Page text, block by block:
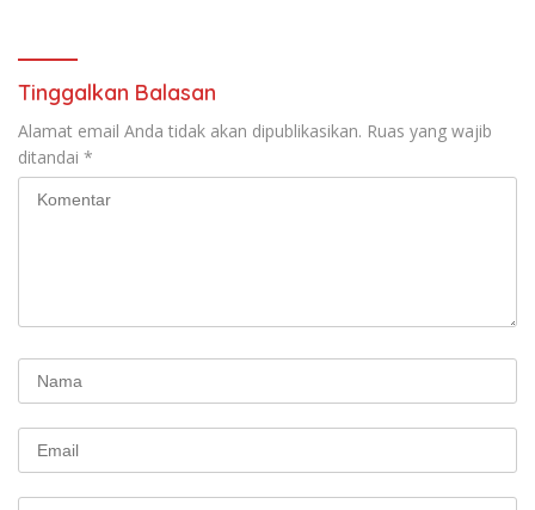
Tinggalkan Balasan
Alamat email Anda tidak akan dipublikasikan. Ruas yang wajib
ditandai *